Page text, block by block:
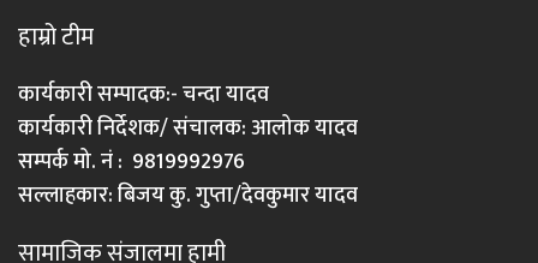
हाम्रो टीम
कार्यकारी सम्पादक:- चन्दा यादव
कार्यकारी निर्देशक/ संचालक: आलोक यादव
सम्पर्क मो. नं : 9819992976
सल्लाहकार: बिजय कु. गुप्ता/देवकुमार यादव
सामाजिक संजालमा हामी